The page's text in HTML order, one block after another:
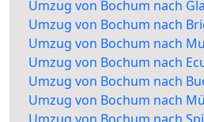
Umzug von Bochum nach
Umzug von Bochum nach
Umzug von Bochum nach
Umzug von Bochum nach
Umzug von Bochum nach
Umzug von Bochum nach